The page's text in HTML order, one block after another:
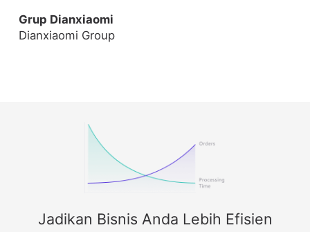
Grup Dianxiaomi
Dianxiaomi Group
Jadikan Bisnis Anda Lebih Efisien